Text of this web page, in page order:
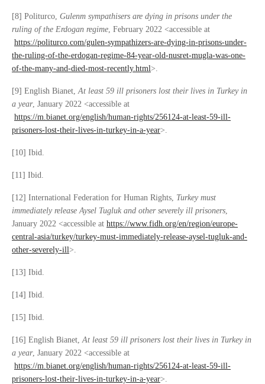
[8] Politurco, Gulenm sympathisers are dying in prisons under the
ruling of the Erdogan regime , February 2022 <accessible at
https://politurco.com/gulen-sympathizers-are-dying-in-prisons-under-
the-ruling-of-the-erdogan-regime-84-year-old-nusret-mugla-was-one-
of-the-many-and-died-most-recently.html>.
[9] English Bianet, At least 59 ill prisoners lost their lives in Turkey in
a year, January 2022 <accessible at
https://m.bianet.org/english/human-rights/256124-at-least-59-ill-
prisoners-lost-their-lives-in-turkey-in-a-year>.
[10] Ibid.
[11] Ibid.
[12] International Federation for Human Rights, Turkey must
immediately release Aysel Tugluk and other severely ill prisoners
January 2022 <accessible at https://www.fidh.org/en/region/europe-
central-asia/turkey/turkey-must-immediately-release-aysel-tugluk-and-
other-severely-ill>.
[13] Ibid.
[14] Ibid.
[15] Ibid.
[16] English Bianet, At least 59 ill prisoners lost their lives in Turkey in
a year, January 2022 <accessible at
https://m.bianet.org/english/human-rights/256124-at-least-59-ill-
prisoners-lost-their-lives-in-turkey-in-a-year>.